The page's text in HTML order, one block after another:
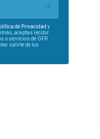
de Privacidad y
aceptas recibir
o servicios de GFR
salirte de los